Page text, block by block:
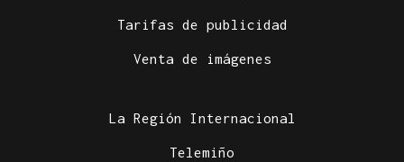
Tarifas de publicidad
Venta de imágenes
La Región Internacional
Telemiño